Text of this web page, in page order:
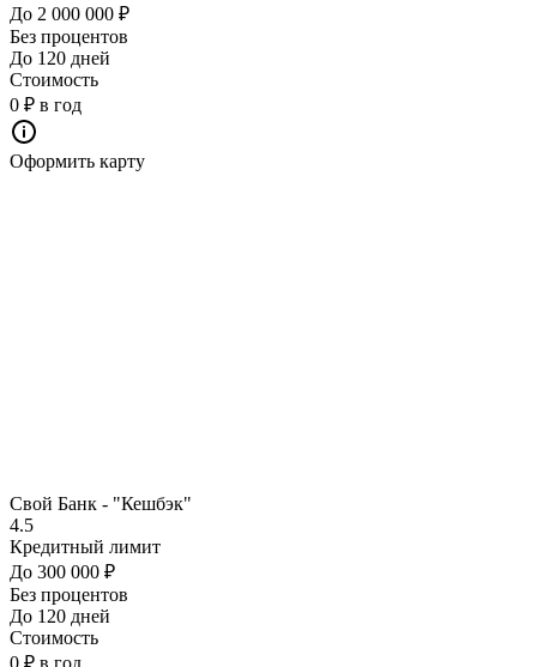
До 2 000 000 ₽
Без процентов
До 120 дней
Стоимость
0 ₽ в год
Оформить карту
Свой Банк - "Кешбэк"
4.5
Кредитный лимит
До 300 000 ₽
Без процентов
До 120 дней
Стоимость
0 ₽ в год